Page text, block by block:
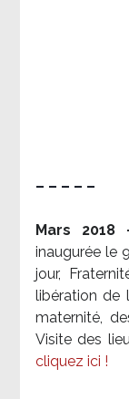
– – – – –
Mars 2018
inaugurée le
jour,
libération de
maternité,
Visite des
cliquez ici !